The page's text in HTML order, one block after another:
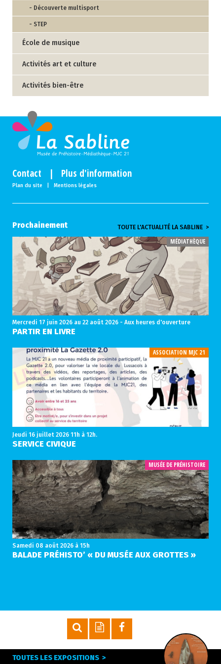
- Découverte multisport
- STEP
École de musique
Activités art et culture
Activités bien-être
Contact | Plus d'information
Plan du site Mentions légales
Prochainement TOUTE L'ACTUALITÉ LA SABLINE >
MÉDIATHÈQUE
Mercredi 17 juin 2026au 22 août 2026 - Aux heures d'ouverture
PARTIR EN LIVRE
ASSOCIATION MJC 21
Jeudi 16 juillet 202611h à 12h.
SERVICE CIVIQUE
MUSÉE DE PRÉHISTOIRE
Samedi 08 août 2026à 15h
BALADE PRÉHISTO’ « DU MUSÉE AUX GROTTES »
TOUTES LES EXPOSITIONS >